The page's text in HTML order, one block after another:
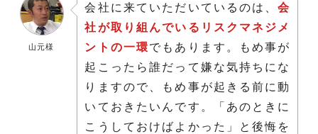
山元様
会社に来ていただいているのは、会
社が取り組んでいるリスクマネジメ
ントの一環でもあります。もめ事が
起こったら誰だって嫌な気持ちにな
りますので、もめ事が起きる前に動
いておきたいんです。「あのときに
こうしておけばよかった」と後悔を